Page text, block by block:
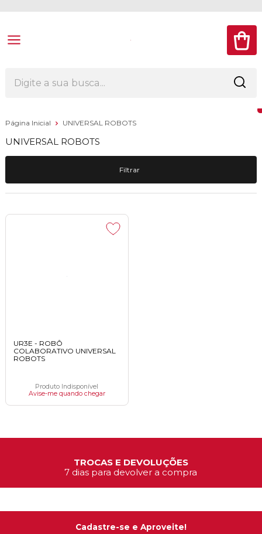
Página Inicial UNIVERSAL ROBOTS
UNIVERSAL ROBOTS
Filtrar
UR3E - ROBÔ
COLABORATIVO UNIVERSAL
ROBOTS
Produto Indisponível
Avise-me quando chegar
TROCAS E DEVOLUÇÕES
7 dias para devolver a compra
Cadastre-se e Aproveite!